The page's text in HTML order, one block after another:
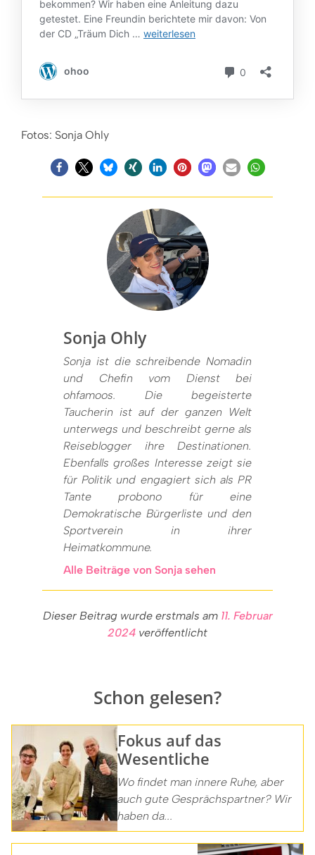
Fotos: Sonja Ohly
Sonja Ohly
Sonja ist die schreibende Nomadin
und Chefin vom Dienst bei
ohfamoos. Die begeisterte
Taucherin ist auf der ganzen Welt
unterwegs und beschreibt gerne als
Reiseblogger ihre Destinationen.
Ebenfalls großes Interesse zeigt sie
für Politik und engagiert sich als PR
Tante probono für eine
Demokratische Bürgerliste und den
Sportverein in ihrer
Heimatkommune.
Alle Beiträge von Sonja sehen
Dieser Beitrag wurde erstmals am 11. Februar
2024 veröffentlicht
Schon gelesen?
Fokus auf das
Wesentliche
Wo findet man innere Ruhe, aber
auch gute Gesprächspartner? Wir
haben da...